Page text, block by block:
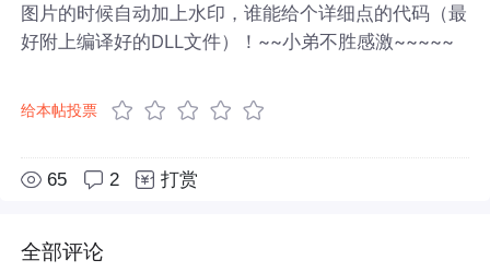
图片的时候自动加上水印，谁能给个详细点的代码（最
好附上编译好的DLL文件）！~~小弟不胜感激~~~~~
给本帖投票
65 2 打赏
全部评论